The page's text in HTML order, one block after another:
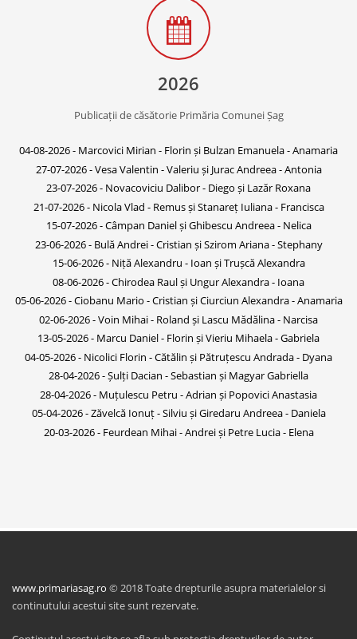
2026
Publicații de căsătorie Primăria Comunei Șag
04-08-2026 - Marcovici Mirian - Florin și Bulzan Emanuela - Anamaria
27-07-2026 - Vesa Valentin - Valeriu și Jurac Andreea - Antonia
23-07-2026 - Novacoviciu Dalibor - Diego și Lazăr Roxana
21-07-2026 - Nicola Vlad - Remus și Stanareț Iuliana - Francisca
15-07-2026 - Câmpan Daniel și Ghibescu Andreea - Nelica
23-06-2026 - Bulă Andrei - Cristian și Szirom Ariana - Stephany
15-06-2026 - Niță Alexandru - Ioan și Trușcă Alexandra
08-06-2026 - Chirodea Raul și Ungur Alexandra - Ioana
05-06-2026 - Ciobanu Mario - Cristian și Ciurciun Alexandra - Anamaria
02-06-2026 - Voin Mihai - Roland și Lascu Mădălina - Narcisa
13-05-2026 - Marcu Daniel - Florin și Vieriu Mihaela - Gabriela
04-05-2026 - Nicolici Florin - Cătălin și Pătruțescu Andrada - Dyana
28-04-2026 - Șulți Dacian - Sebastian și Magyar Gabriella
28-04-2026 - Muțulescu Petru - Adrian și Popovici Anastasia
05-04-2026 - Zăvelcă Ionuț - Silviu și Giredaru Andreea - Daniela
20-03-2026 - Feurdean Mihai - Andrei și Petre Lucia - Elena
www.primariasag.ro © 2018 Toate drepturile asupra materialelor si
continutului acestui site sunt rezervate.